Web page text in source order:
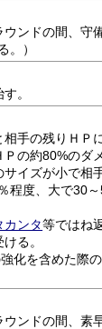
ンドの間、守
。）
。
手の残りＨＰ
の約80%のダ
イズが小で相
程度、大で30
カンタ等ではね
る。
化を含めた際
ンドの間、素